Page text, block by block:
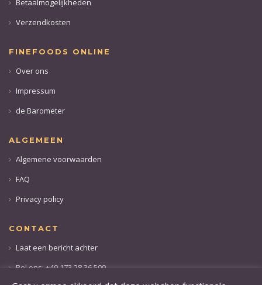
Betaalmogelijkheden
Verzendkosten
FINEFOODS ONLINE
Over ons
Impressum
de Barometer
ALGEMEEN
Algemene voorwaarden
FAQ
Privacy policy
CONTACT
Laat een bericht achter
Bel ons: +49 173 28 36 509